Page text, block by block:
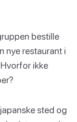
bestille
nye restaurant i
ikke
sted og